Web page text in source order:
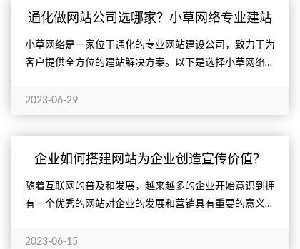
通化做网站公司选哪家？小草网络专业建站
小草网络是一家位于通化的专业网站建设公司，致力于为
客户提供全方位的建站解决方案。以下是选择小草网络作
2023-06-29
企业如何搭建网站为企业创造宣传价值？
随着互联网的普及和发展，越来越多的企业开始意识到拥
有一个优秀的网站对企业的发展和营销具有重要的意义。
2023-06-15